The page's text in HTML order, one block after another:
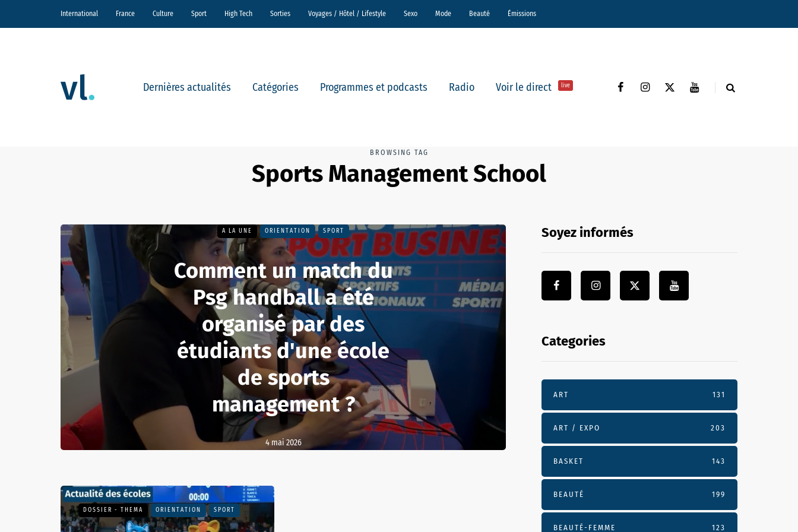
International France Culture Sport High Tech Sorties Voyages / Hôtel / Lifestyle Sexo Mode Beauté Émissions
Dernières actualités Catégories Programmes et podcasts Radio Voir le direct live
BROWSING TAG
Sports Management School
A LA UNE ORIENTATION SPORT
Comment un match du
Psg handball a été
organisé par des
étudiants d'une école
de sports
management ?
4 mai 2026
DOSSIER - THEMA ORIENTATION SPORT
Soyez informés
Categories
ART 131
ART / EXPO 203
BASKET 143
BEAUTÉ 199
BEAUTÉ-FEMME 123